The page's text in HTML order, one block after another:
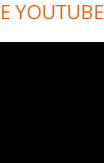
YOUTUBE